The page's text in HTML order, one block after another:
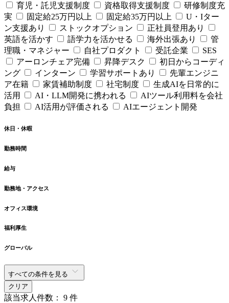
育児・託児支援制度
資格取得支援制度
研修制度充
実
固定給25万円以上 固定給35万円以上
U・Iター
ン支援あり
ストックオプション
正社員登用あり
英語を活かす
語学力を活かせる 海外出張あり
管
理職・マネジャー
自社プロダクト 受託企業
SES
アーロンチェア完備
昇降デスク
初日からコーディ
ング
インターン 学習サポートあり
先輩エンジニ
ア在籍
家賃補助制度 社宅制度
生成AIを日常的に
活用
AI・LLM開発に携われる
AIツール利用料を会社
負担
AI活用が評価される AIエージェント開発
休日・休暇
勤務時間
給与
勤務地・アクセス
オフィス環境
福利厚生
グローバル
すべての条件を見る
クリア
該当求人件数： 9 件